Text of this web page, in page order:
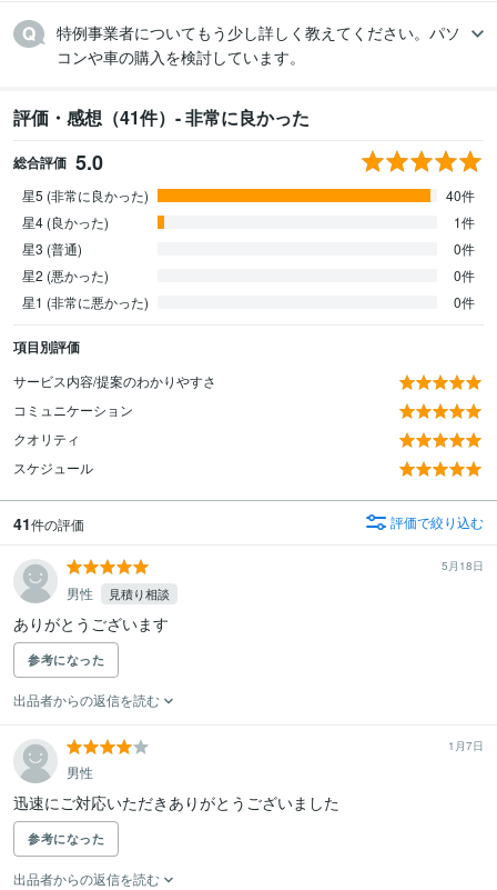
特例事業者についてもう少し詳しく教えてください。パソ
コンや車の購入を検討しています。
評価・感想（41件）- 非常に良かった
総合評価 5.0
星5 (非常に良かった)
40件
星4 (良かった)
1件
星3 (普通)
0件
星2 (悪かった)
0件
星1 (非常に悪かった)
0件
項目別評価
サービス内容/提案のわかりやすさ
コミュニケーション
クオリティ
スケジュール
41件の評価 評価で絞り込む
5月18日
男性 見積り相談
ありがとうございます
参考になった
出品者からの返信を読む
1月7日
男性
迅速にご対応いただきありがとうございました
参考になった
出品者からの返信を読む